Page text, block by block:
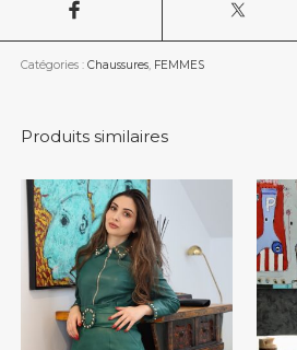
Catégories : Chaussures, FEMMES
Produits similaires